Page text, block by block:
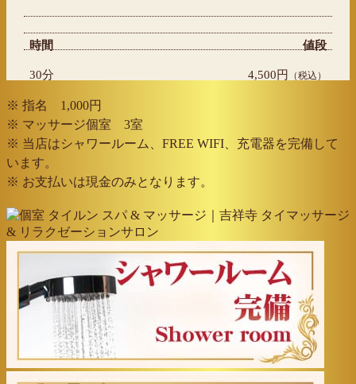
時間 値段
30分 4,500円 （税込）
※ 指名 1,000円
※ マッサージ個室 3室
※ 当店はシャワールーム、FREE WIFI、充電器を完備して
います。
※ お支払いは現金のみとなります。